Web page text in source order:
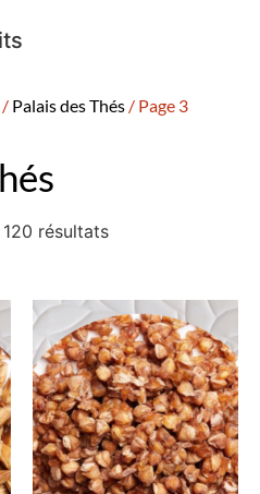
/ Palais des Thés / Page 3
résultats